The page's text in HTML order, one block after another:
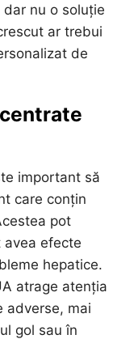
nu o soluție
ar trebui
de
important să
care conțin
pot
avea efecte
hepatice.
atrage atenția
adverse, mai
gol sau în